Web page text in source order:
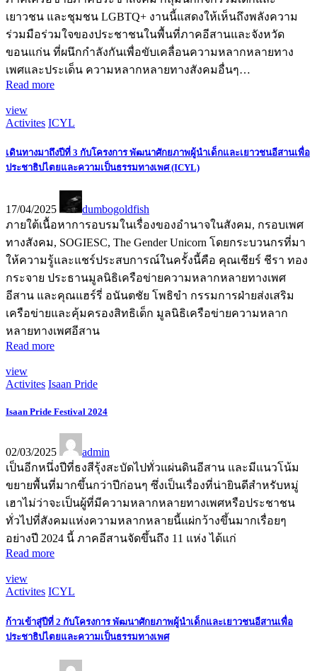
เยาวชน และชุมชน LGBTQ+ งานนี้แสดงให้เห็นถึงพลังความ
ร่วมมือร่วมใจของประชาชนในพื้นที่ภาคอีสานและจังหวัด
ขอนแก่น ที่ผนึกกำลังกันเพื่อขับเคลื่อนความหลากหลายทาง
เพศและประเด็น ความหลากหลายทางสังคมอื่นๆ…
Read more
view
Activites ICYL
เดินทางมาถึงปีที่ 3 กับโครงการ พัฒนาศักยภาพผู้นำเด็กและเยาวชนอีสานเพื่อ
ประชาธิปไตยและความเป็นธรรมทางเพศ (ICYL)
17/04/2025
dumbogoldfish
ภายใต้เนื้อหาการอบรมในเรื่องของอำนาจในสังคม, กรอบเพศ
ทางสังคม, SOGIESC, The Gender Unicorn โดยกระบวนกรที่มา
ให้ความรู้และแชร์ประสบการณ์ในครั้งนี้คือ คุณเชียร์ ชีรา ทอง
กระจาย ประธานมูลนิธิเครือข่ายความหลากหลายทางเพศ
อีสาน และคุณแฮร์รี่ อนันตชัย โพธิขำ กรรมการฝ่ายส่งเสริม
เครือข่ายและคุ้มครองสิทธิเด็ก มูลนิธิเครือข่ายความหลาก
หลายทางเพศอีสาน
Read more
view
Activites Isaan Pride
Isaan Pride Festival 2024
02/03/2025
admin
เป็นอีกหนึ่งปีที่ธงสีรุ้งสะบัดไปทั่วแผ่นดินอีสาน และมีแนวโน้ม
ขยายพื้นที่มากขึ้นกว่าปีก่อนๆ ซึ่งเป็นเรื่องที่น่ายินดีสำหรับหมู่
เฮาไม่ว่าจะเป็นผู้ที่มีความหลากหลายทางเพศหรือประชาชน
ทั่วไปที่สังคมแห่งความหลากหลายนี้แผ่กว้างขึ้นมากเรื่อยๆ
อย่างปี 2024 นี้ ภาคอีสานจัดขึ้นถึง 11 แห่ง ได้แก่
Read more
view
Activites ICYL
ก้าวเข้าสู่ปีที่ 2 กับโครงการ พัฒนาศักยภาพผู้นำเด็กและเยาวชนอีสานเพื่อ
ประชาธิปไตยและความเป็นธรรมทางเพศ